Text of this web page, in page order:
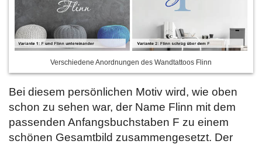
Verschiedene Anordnungen des Wandtattoos Flinn
Bei diesem persönlichen Motiv wird, wie oben
schon zu sehen war, der Name Flinn mit dem
passenden Anfangsbuchstaben F zu einem
schönen Gesamtbild zusammengesetzt. Der